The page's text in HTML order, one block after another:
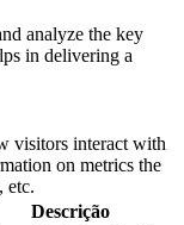
analyze the key
in delivering a
visitors interact with
on metrics the
etc.
Descrição